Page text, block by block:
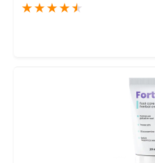
★ ★ ★ ★ ★